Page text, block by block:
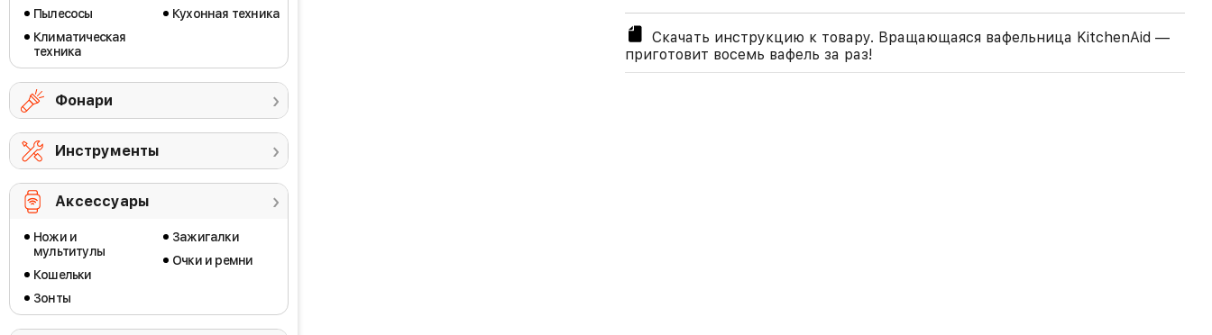
Пылесосы
Климатическая
техника
Кухонная техника
Фонари
Инструменты
Аксессуары
Ножи и
мультитулы
Кошельки
Зонты
Зажигалки
Очки и ремни
Скачать инструкцию к товару. Вращающаяся вафельница KitchenAid —
приготовит восемь вафель за раз!